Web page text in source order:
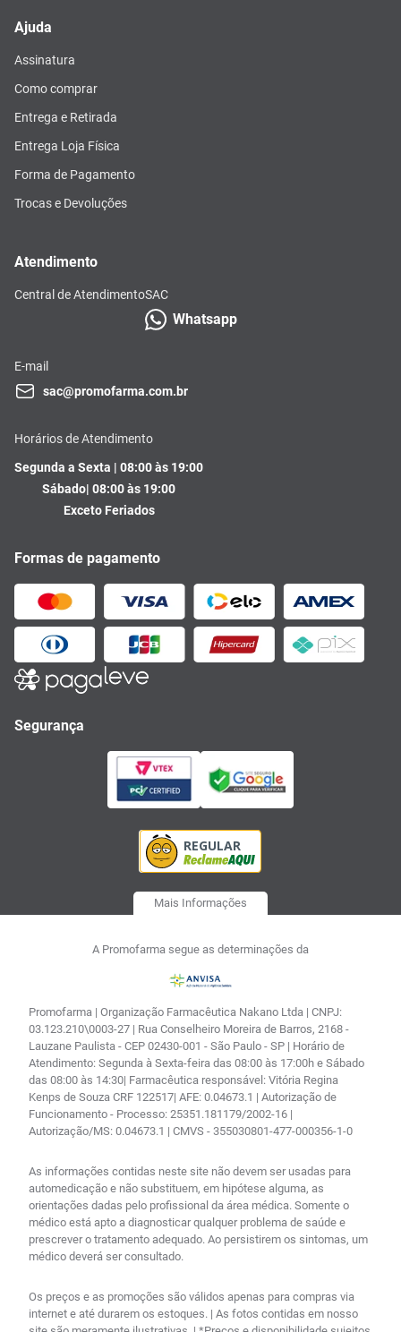
Ajuda
Assinatura
Como comprar
Entrega e Retirada
Entrega Loja Física
Forma de Pagamento
Trocas e Devoluções
Atendimento
Central de AtendimentoSAC
Whatsapp
E-mail
sac@promofarma.com.br
Horários de Atendimento
Segunda a Sexta | 08:00 às 19:00
Sábado| 08:00 às 19:00
Exceto Feriados
Formas de pagamento
Segurança
Mais Informações
A Promofarma segue as determinações da
Promofarma | Organização Farmacêutica Nakano Ltda | CNPJ:
03.123.210\0003-27 | Rua Conselheiro Moreira de Barros, 2168 -
Lauzane Paulista - CEP 02430-001 - São Paulo - SP | Horário de
Atendimento: Segunda à Sexta-feira das 08:00 às 17:00h e Sábado
das 08:00 às 14:30| Farmacêutica responsável: Vitória Regina
Kenps de Souza CRF 122517| AFE: 0.04673.1 | Autorização de
Funcionamento - Processo: 25351.181179/2002-16 |
Autorização/MS: 0.04673.1 | CMVS - 355030801-477-000356-1-0
As informações contidas neste site não devem ser usadas para
automedicação e não substituem, em hipótese alguma, as
orientações dadas pelo profissional da área médica. Somente o
médico está apto a diagnosticar qualquer problema de saúde e
prescrever o tratamento adequado. Ao persistirem os sintomas, um
médico deverá ser consultado.
Os preços e as promoções são válidos apenas para compras via
internet e até durarem os estoques. | As fotos contidas em nosso